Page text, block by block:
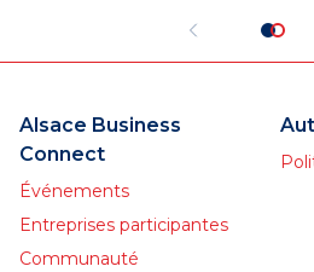
rayonner la région de Mulhouse et
Alsace Business
Connect
Événements
Entreprises participantes
Communauté